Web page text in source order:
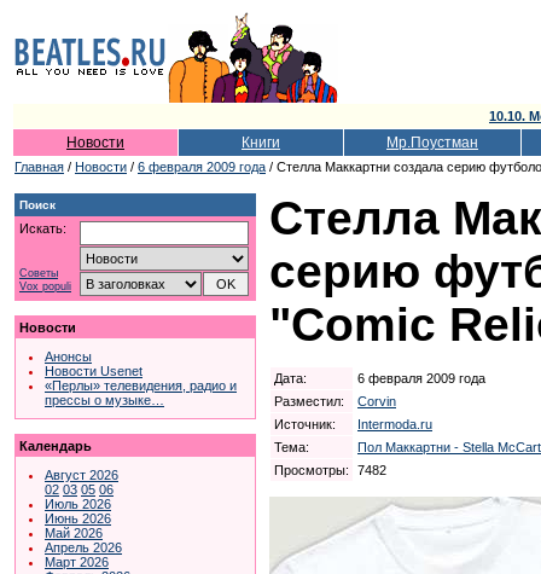
10.10.
Новости Книги Мр.Поустман
Главная / Новости / 6 февраля 2009 года / Стелла Маккартни создала серию
Поиск
Искать:
Советы
Vox populi
Новости
Анонсы
Новости Usenet
«Перлы» телевидения, радио и
прессы о музыке…
Календарь
Август 2026
02 03 05 06
Июль 2026
Июнь 2026
Май 2026
Апрель 2026
Март 2026
Стелла
серию
"Comic
Дата:
6 февраля 2009 года
Разместил:
Corvin
Источник:
Intermoda.ru
Тема:
Пол Маккартни - Stella
Просмотры:
7482